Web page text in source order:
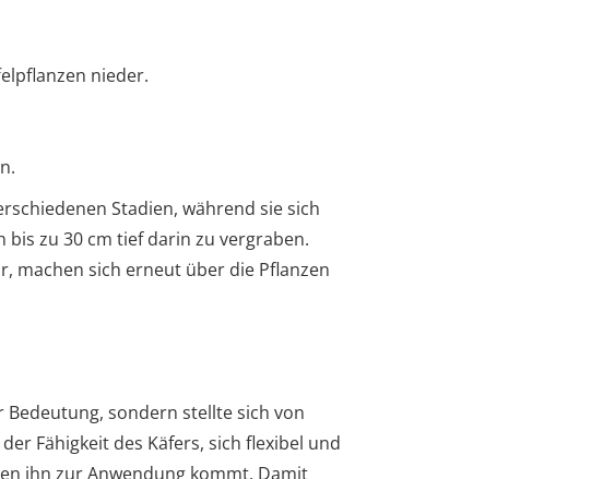
nieder.
Stadien, während sie sich
zu 30 cm tief darin zu vergraben.
machen sich erneut über die Pflanzen
sondern stellte sich von
Fähigkeit des Käfers, sich flexibel und
ihn zur Anwendung kommt. Damit